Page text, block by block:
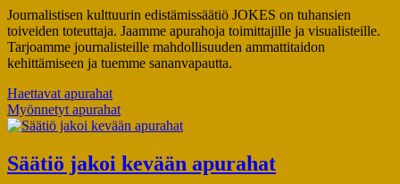
Journalistisen kulttuurin edistämissäätiö JOKES on tuhansien
toiveiden toteuttaja. Jaamme apurahoja toimittajille ja visualisteille.
Tarjoamme journalisteille mahdollisuuden ammattitaidon
kehittämiseen ja tuemme sananvapautta.
Haettavat apurahat
Myönnetyt apurahat
Säätiö jakoi kevään apurahat